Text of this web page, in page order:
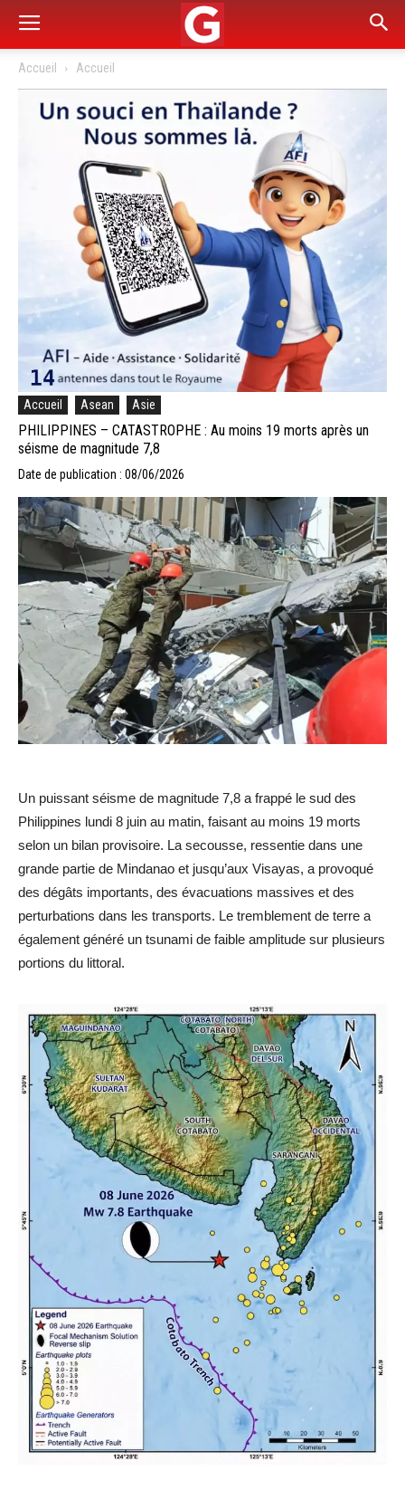
Accueil Accueil
Accueil Asean Asie
PHILIPPINES – CATASTROPHE : Au moins 19 morts après un
séisme de magnitude 7,8
Date de publication : 08/06/2026
Un puissant séisme de magnitude 7,8 a frappé le sud des
Philippines lundi 8 juin au matin, faisant au moins 19 morts
selon un bilan provisoire. La secousse, ressentie dans une
grande partie de Mindanao et jusqu’aux Visayas, a provoqué
des dégâts importants, des évacuations massives et des
perturbations dans les transports. Le tremblement de terre a
également généré un tsunami de faible amplitude sur plusieurs
portions du littoral.